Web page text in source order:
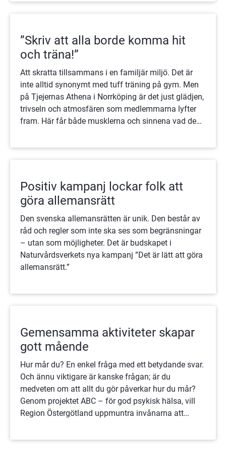
”Skriv att alla borde komma hit
och träna!”
Att skratta tillsammans i en familjär miljö. Det är
inte alltid synonymt med tuff träning på gym. Men
på Tjejernas Athena i Norrköping är det just glädjen,
trivseln och atmosfären som medlemmarna lyfter
fram. Här får både musklerna och sinnena vad de
Positiv kampanj lockar folk att
göra allemansrätt
Den svenska allemansrätten är unik. Den består av
råd och regler som inte ska ses som begränsningar
– utan som möjligheter. Det är budskapet i
Naturvårdsverkets nya kampanj ”Det är lätt att göra
allemansrätt.”
Gemensamma aktiviteter skapar
gott mående
Hur mår du? En enkel fråga med ett betydande svar.
Och ännu viktigare är kanske frågan; är du
medveten om att allt du gör påverkar hur du mår?
Genom projektet ABC – för god psykisk hälsa, vill
Region Östergötland uppmuntra invånarna att
må bra.